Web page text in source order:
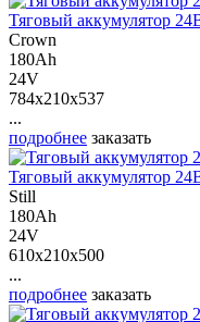
Тяговый аккумулятор
Crown
180Ah
24V
784x210x537
...
подробнее заказать
Тяговый аккумулятор
Still
180Ah
24V
610x210x500
...
подробнее заказать